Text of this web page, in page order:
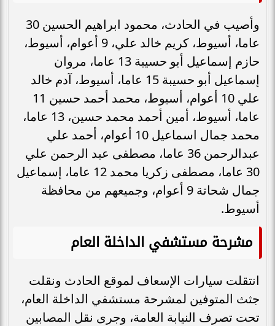
وأصيب في الحادث، محمود ابراهيم الحسين 30
عاما، أسيوط، كريم خالد علي، 9 أعوام، أسيوط،
حازم إسماعيل أبو حسيبة 13 عاما، مروان
إسماعيل أبو حسيبة 15 عاما، أسيوط، آدم خالد
علي 10 أعوام، أسيوط، محمد أحمد حسين 11
عاما، أسيوط، أمين أحمد محمد حسين، 13 عاما،
محمد جمال اسماعيل 10 أعوام، أحمد علي
عبدالرحمن 36 عاما، مصطفى عبد الرحمن علي
30 عاما، مصطفى زكريا محمد 12 عاما، إسماعيل
جمال شحاتة 9 أعوام، وجميعهم من محافظة
أسيوط.
مشرحة مستشفي الداخلة العام
انتقلت سيارات الإسعاف لموقع الحادث ونقلت
جثث المتوفين لمشرحة مستشفي الداخلة العام،
تحت تصرف النيابة العامة، وجرى نقل المصابين